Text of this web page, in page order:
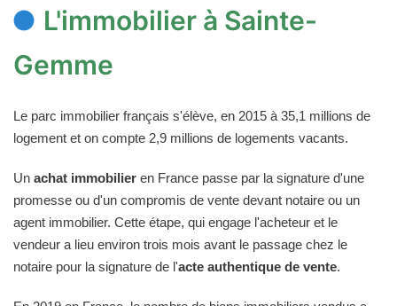
L'immobilier à Sainte-
Gemme
Le parc immobilier français s'élève, en 2015 à 35,1 millions de
logement et on compte 2,9 millions de logements vacants.
Un achat immobilier en France passe par la signature d'une
promesse ou d'un compromis de vente devant notaire ou un
agent immobilier. Cette étape, qui engage l'acheteur et le
vendeur a lieu environ trois mois avant le passage chez le
notaire pour la signature de l'acte authentique de vente.